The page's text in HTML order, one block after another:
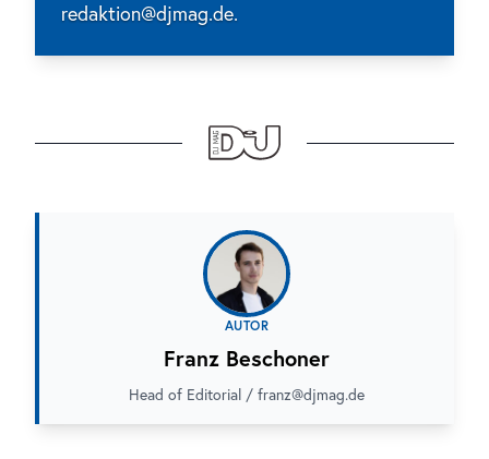
redaktion@djmag.de.
AUTOR
Franz Beschoner
Head of Editorial / franz@djmag.de